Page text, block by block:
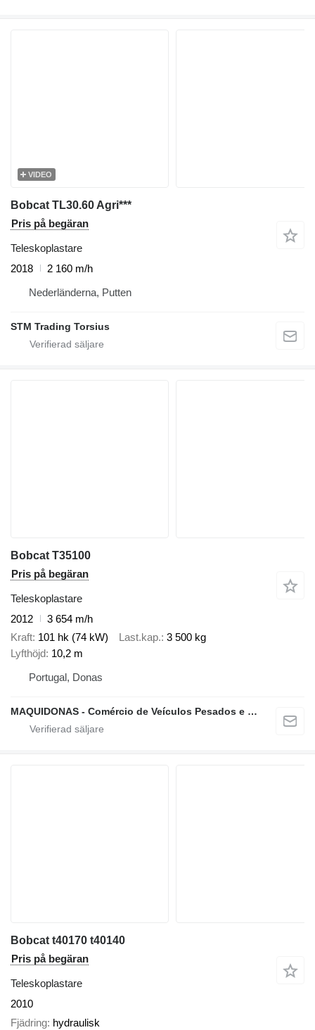
VIDEO
Bobcat TL30.60 Agri***
Pris på begäran
Teleskoplastare
2018
2 160 m/h
Nederländerna, Putten
STM Trading Torsius
Bobcat T35100
Pris på begäran
Teleskoplastare
2012
3 654 m/h
Kraft 101 hk (74 kW) Last.kap. 3 500 kg
Lyfthöjd 10,2 m
Portugal, Donas
MAQUIDONAS - Comércio de Veículos Pesados e Ligeiros, Lda.
Bobcat t40170 t40140
Pris på begäran
Teleskoplastare
2010
Fjädring hydraulisk